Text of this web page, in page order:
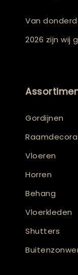
Van
2026 zijn wij
Gordijnen
Vloeren
Horren
Behang
Vloerkleden
Shutters